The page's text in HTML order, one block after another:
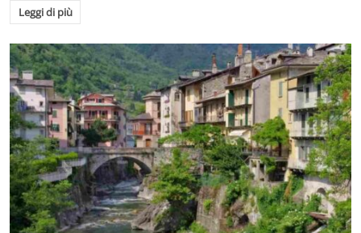
Leggi di più